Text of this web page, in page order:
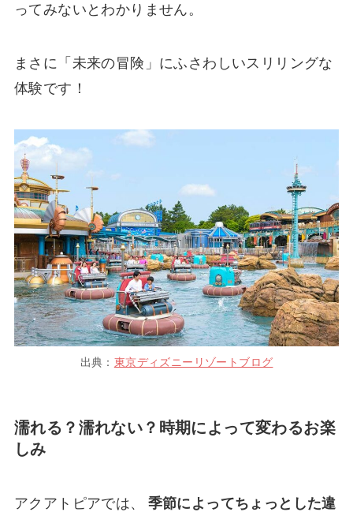
ってみないとわかりません。
まさに「未来の冒険」にふさわしいスリリングな
体験です！
出典： 東京ディズニーリゾートブログ
濡れる？濡れない？時期によって変わるお楽
しみ
アクアトピアでは、
季節によってちょっとした違